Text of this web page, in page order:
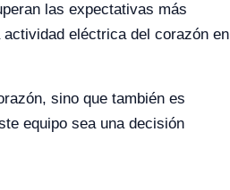
las expectativas más
eléctrica del corazón en
sino que también es
equipo sea una decisión